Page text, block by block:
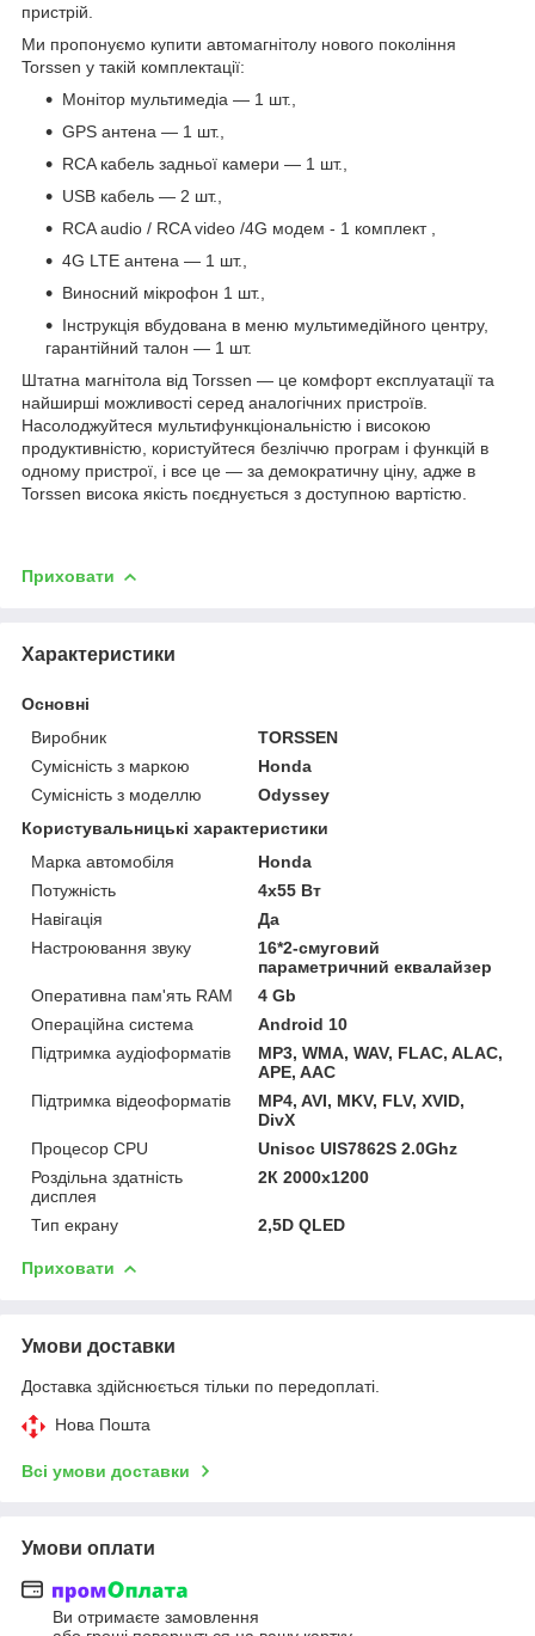
пристрій.
Ми пропонуємо купити автомагнітолу нового покоління
Torssen у такій комплектації:
Монітор мультимедіа — 1 шт.,
GPS антена — 1 шт.,
RCA кабель задньої камери — 1 шт.,
USB кабель — 2 шт.,
RCA audio / RCA video /4G модем - 1 комплект
4G LTE антена — 1 шт.,
Виносний мікрофон 1 шт.,
Інструкція вбудована в меню мультимедійного центру,
гарантійний талон — 1 шт.
Штатна магнітола від Torssen — це комфорт експлуатації та
найширші можливості серед аналогічних пристроїв.
Насолоджуйтеся мультифункціональністю і високою
продуктивністю, користуйтеся безліччю програм і функцій в
одному пристрої, і все це — за демократичну ціну, адже в
Torssen висока якість поєднується з доступною вартістю.
Приховати
Характеристики
Основні
Виробник
TORSSEN
Сумісність з маркою
Honda
Сумісність з моделлю
Odyssey
Користувальницькі характеристики
Марка автомобіля
Honda
Потужність
4х55 Вт
Навігація
Да
Настроювання звуку
16*2-смуговий
параметричний еквалайзер
Оперативна пам'ять RAM
4 Gb
Операційна система
Android 10
Підтримка аудіоформатів
MP3, WMA, WAV, FLAC, ALAC,
APE, AAC
Підтримка відеоформатів
MP4, AVI, MKV, FLV, XVID,
DivX
Процесор CPU
Unisoc UIS7862S 2.0Ghz
Роздільна здатність
дисплея
2К 2000x1200
Тип екрану 2,5D QLED
Приховати
Умови доставки
Доставка здійснюється тільки по передоплаті.
Нова Пошта
Всі умови доставки
Умови оплати
Ви отримаєте замовлення